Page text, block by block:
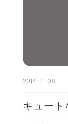
2014-11-08
キュート